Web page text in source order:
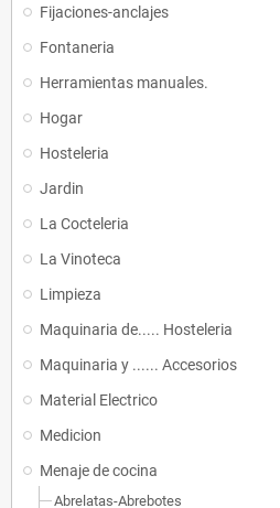
Fijaciones-anclajes
Fontaneria
Herramientas manuales.
Hogar
Hosteleria
Jardin
La Cocteleria
La Vinoteca
Limpieza
Maquinaria de..... Hosteleria
Maquinaria y ...... Accesorios
Material Electrico
Medicion
Menaje de cocina
Abrelatas-Abrebotes